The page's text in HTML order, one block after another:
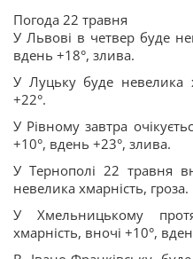
Погода 22 травня
У Львові в четвер буде
вдень +18°, злива.
У Луцьку буде невелика
+22°.
У Рівному завтра
+10°, вдень +23°, злива.
У Тернополі 22 травня
невелика хмарність, гроза.
У Хмельницькому
хмарність, вночі +10°,